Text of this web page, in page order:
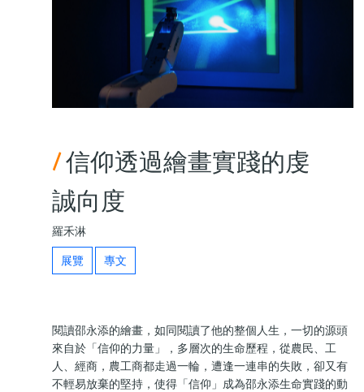
/信仰透過繪畫實踐的虔
誠向度
羅禾淋
展覽 專文
閱讀邵永添的繪畫，如同閱讀了他的整個人生，一切的源頭
來自於「信仰的力量」，多層次的生命歷程，從農民、工
人、經商，農工商都走過一輪，遭逢一連串的失敗，卻又有
不輕易放棄的堅持，使得「信仰」成為邵永添生命實踐的動